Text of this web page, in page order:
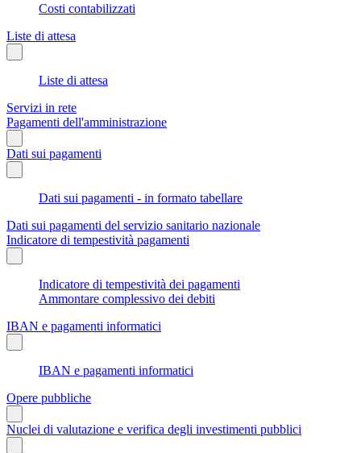
Costi contabilizzati
Liste di attesa
Liste di attesa
Servizi in rete
Pagamenti dell'amministrazione
Dati sui pagamenti
Dati sui pagamenti - in formato tabellare
Dati sui pagamenti del servizio sanitario nazionale
Indicatore di tempestività pagamenti
Indicatore di tempestività dei pagamenti
Ammontare complessivo dei debiti
IBAN e pagamenti informatici
IBAN e pagamenti informatici
Opere pubbliche
Nuclei di valutazione e verifica degli investimenti pubblici